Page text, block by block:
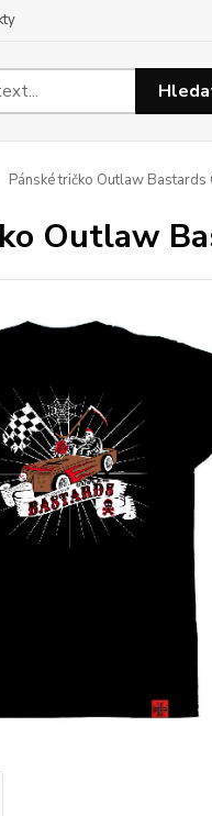
Pánské tričko Outlaw Bastards
Outlaw